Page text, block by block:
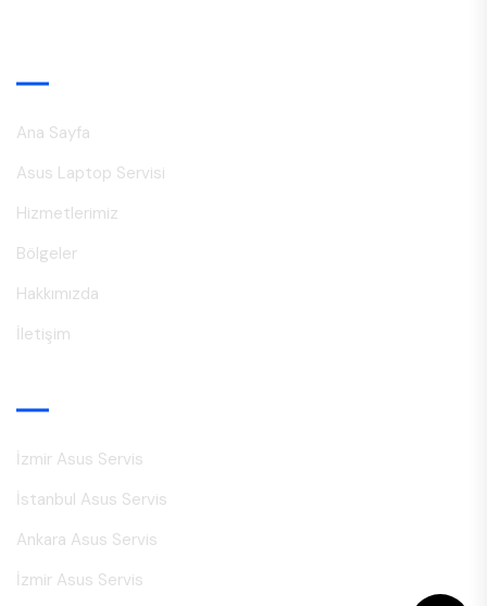
Ana Sayfa
Asus Laptop Servisi
Hizmetlerimiz
Bölgeler
Hakkımızda
İletişim
İzmir Asus Servis
İstanbul Asus Servis
Ankara Asus Servis
İzmir Asus Servis